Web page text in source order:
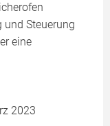
und Steuerung
eine
2023